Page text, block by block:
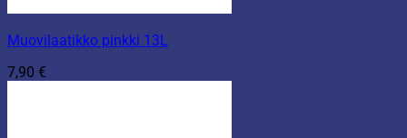
Muovilaatikko pinkki 13L
7,90 €